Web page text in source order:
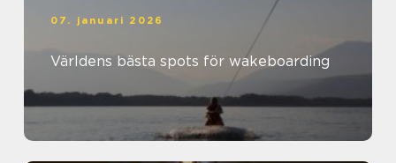
07. januari 2026
Världens bästa spots för wakeboarding